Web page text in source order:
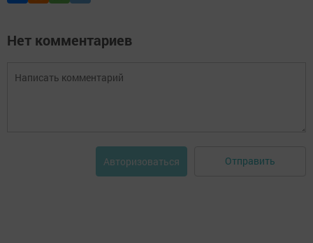
Нет комментариев
Авторизоваться Отправить